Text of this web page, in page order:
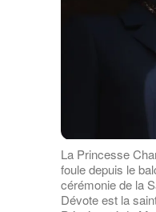
La Princesse
foule depuis le
cérémonie de la
Dévote est la